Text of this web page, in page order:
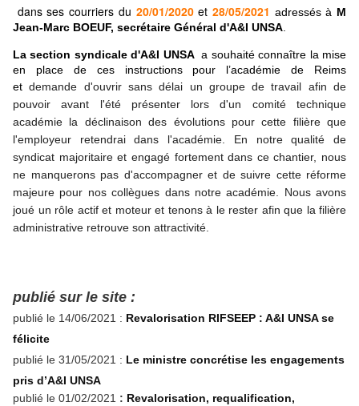
dans ses courriers du 20/01/2020et 28/05/2021 adressésà M
Jean-Marc BOEUF, secrétaire Général d'A&I UNSA
La section syndicale d'A&I UNSA a souhaité connaître la mise
en place de ces instructions pour l’académie de Reims
et demande d'ouvrir sans délai un groupe de travail afin de
pouvoir avant l'été présenter lors d'un comité technique
académie la déclinaison des évolutions pour cette filière que
l'employeur retendrai dans l'académie. En notre qualité de
syndicat majoritaire et engagé fortement dans ce chantier, nous
ne manquerons pas d'accompagner et de suivre cette réforme
majeure pour nos collègues dans notre académie. Nous avons
joué un rôle actif et moteur et tenons à le rester afin que la filière
administrative retrouve son attractivité.
publié sur le site :
publié le 14/06/2021 : Revalorisation RIFSEEP : A&I UNSA se
félicite
publié le 31/05/2021 : Le ministre concrétise les engagements
pris d’A&I UNSA
publié le 01/02/2021 : Revalorisation, requalification,